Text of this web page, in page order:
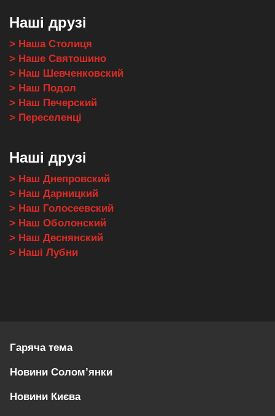
Наші друзі
> Наша Столиця
> Наше Святошино
> Наш Шевченковский
> Наш Подол
> Наш Печерский
> Переселенці
Наші друзі
> Наш Днепровский
> Наш Дарницкий
> Наш Голосеевский
> Наш Оболонский
> Наш Деснянский
> Наші Лубни
Гаряча тема
Новини Солом’янки
Новини Києва